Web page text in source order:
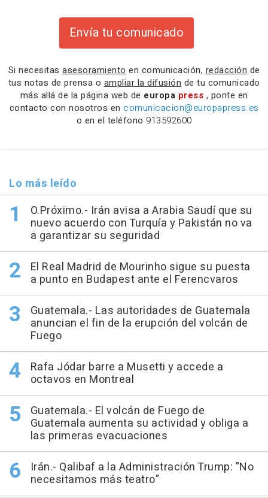
Envía tu comunicado
Si necesitas asesoramiento en comunicación, redacción de
tus notas de prensa o ampliar la difusión de tu comunicado
más allá de la página web de europa press , ponte en
contacto con nosotros en comunicacion@europapress.es
o en el teléfono 913592600
Lo más leído
O.Próximo.- Irán avisa a Arabia Saudí que su
nuevo acuerdo con Turquía y Pakistán no va
a garantizar su seguridad
El Real Madrid de Mourinho sigue su puesta
a punto en Budapest ante el Ferencvaros
Guatemala.- Las autoridades de Guatemala
anuncian el fin de la erupción del volcán de
Fuego
Rafa Jódar barre a Musetti y accede a
octavos en Montreal
Guatemala.- El volcán de Fuego de
Guatemala aumenta su actividad y obliga a
las primeras evacuaciones
Irán.- Qalibaf a la Administración Trump: "No
necesitamos más teatro"